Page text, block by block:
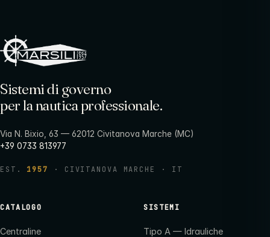
Sistemi di governo
per la nautica professionale.
Via N. Bixio, 63 — 62012 Civitanova Marche (MC)
+39 0733 813977
EST. 1957 · CIVITANOVA MARCHE · IT
CATALOGO
Centraline
SISTEMI
Tipo A — Idrauliche